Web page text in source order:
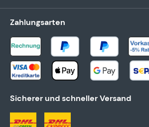
Zahlungsarten
Sicherer und schneller Versand